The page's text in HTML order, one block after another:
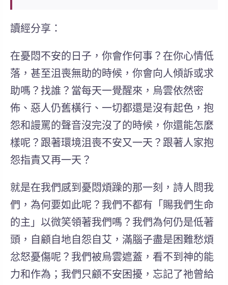
讀經分享：
在憂悶不安的日子，你會作何事？在你心情低
落，甚至沮喪無助的時候，你會向人傾訴或求
助嗎？找誰？當每天一覺醒來，烏雲依然密
佈、惡人仍舊橫行、一切都還是沒有起色，抱
怨和謾罵的聲音沒完沒了的時候，你還能怎麼
樣呢？跟著環境沮喪不安又一天？跟著人家抱
怨指責又再一天？
就是在我們感到憂悶煩躁的那一刻，詩人問我
們，為何要如此呢？我們不都有「賜我們生命
的主」以微笑領著我們嗎？我們為何仍是低著
頭，自顧自地自怨自艾，滿腦子盡是困難愁煩
忿怒憂傷呢？我們被烏雲遮蓋，看不到神的能
力和作為；我們只顧不安困擾，忘記了祂曾給